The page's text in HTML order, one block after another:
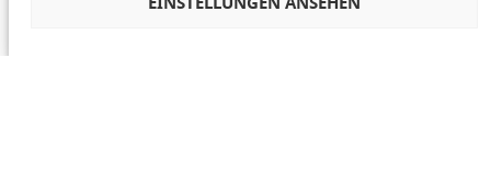
EINSTELLUNGEN ANSEHEN